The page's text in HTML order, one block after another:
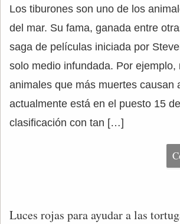
Los tiburones son uno de los
del mar. Su fama, ganada entre
saga de películas iniciada por
solo medio infundada. Por ejemplo,
animales que más muertes causan
actualmente está en el puesto 15
clasificación con tan […]
Luces rojas para ayudar a las